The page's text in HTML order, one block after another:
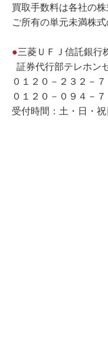
買取手数料は各社の
ご所有の単元未満株
●三菱ＵＦＪ信託銀
証券代行部テレホ
０１２０－２３２－
０１２０－０９４－７
受付時間：土・日・